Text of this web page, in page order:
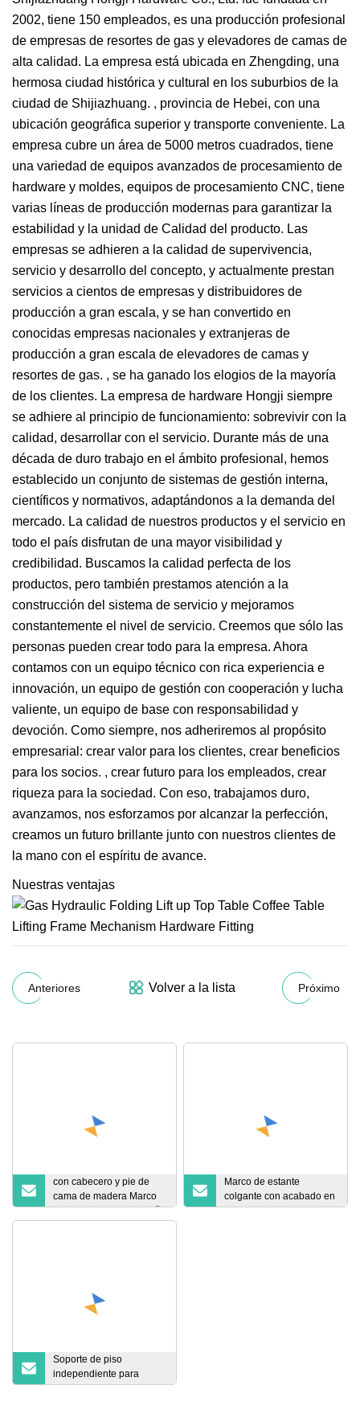
2002, tiene 150 empleados, es una producción profesional
de empresas de resortes de gas y elevadores de camas de
alta calidad. La empresa está ubicada en Zhengding, una
hermosa ciudad histórica y cultural en los suburbios de la
ciudad de Shijiazhuang. , provincia de Hebei, con una
ubicación geográfica superior y transporte conveniente. La
empresa cubre un área de 5000 metros cuadrados, tiene
una variedad de equipos avanzados de procesamiento de
hardware y moldes, equipos de procesamiento CNC, tiene
varias líneas de producción modernas para garantizar la
estabilidad y la unidad de Calidad del producto. Las
empresas se adhieren a la calidad de supervivencia,
servicio y desarrollo del concepto, y actualmente prestan
servicios a cientos de empresas y distribuidores de
producción a gran escala, y se han convertido en
conocidas empresas nacionales y extranjeras de
producción a gran escala de elevadores de camas y
resortes de gas. , se ha ganado los elogios de la mayoría
de los clientes. La empresa de hardware Hongji siempre
se adhiere al principio de funcionamiento: sobrevivir con la
calidad, desarrollar con el servicio. Durante más de una
década de duro trabajo en el ámbito profesional, hemos
establecido un conjunto de sistemas de gestión interna,
científicos y normativos, adaptándonos a la demanda del
mercado. La calidad de nuestros productos y el servicio en
todo el país disfrutan de una mayor visibilidad y
credibilidad. Buscamos la calidad perfecta de los
productos, pero también prestamos atención a la
construcción del sistema de servicio y mejoramos
constantemente el nivel de servicio. Creemos que sólo las
personas pueden crear todo para la empresa. Ahora
contamos con un equipo técnico con rica experiencia e
innovación, un equipo de gestión con cooperación y lucha
valiente, un equipo de base con responsabilidad y
devoción. Como siempre, nos adheriremos al propósito
empresarial: crear valor para los clientes, crear beneficios
para los socios. , crear futuro para los empleados, crear
riqueza para la sociedad. Con eso, trabajamos duro,
avanzamos, nos esforzamos por alcanzar la perfección,
creamos un futuro brillante junto con nuestros clientes de
la mano con el espíritu de avance.
Nuestras ventajas
Anteriores Volver a la lista Próximo
con cabecero y pie de
cama de madera Marco
de cama de metal tamaño
Marco de estante
colgante con acabado en
polvo negro.
Soporte de piso
independiente para
tablero perforado de 16" x